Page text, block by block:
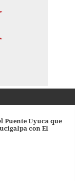
Puente Uyuca que
con El